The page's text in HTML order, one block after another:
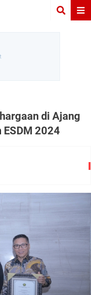
di Ajang
ESDM 2024